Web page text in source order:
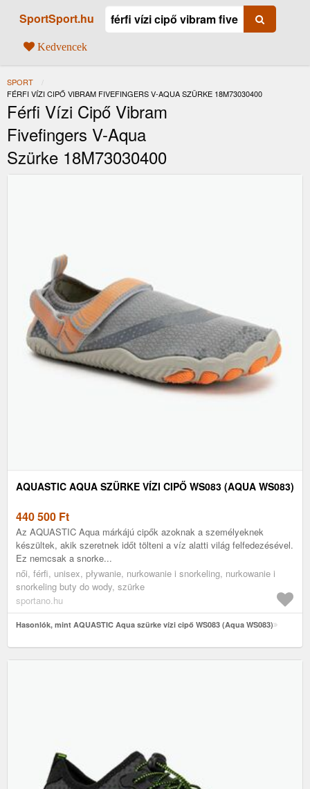
SportSport.hu
Kedvencek
SPORT
JELENLEGI:
FÉRFI VÍZI CIPŐ VIBRAM FIVEFINGERS V-AQUA SZÜRKE 18M73030400
Férfi Vízi Cipő Vibram
Fivefingers V-Aqua
Szürke 18M73030400
AQUASTIC AQUA SZÜRKE VÍZI CIPŐ WS083 (AQUA WS083)
440 500 Ft
Az AQUASTIC Aqua márkájú cipők azoknak a személyeknek
készültek, akik szeretnek időt tölteni a víz alatti világ felfedezésével.
Ez nemcsak a snorke...
női, férfi, unisex, pływanie, nurkowanie i snorkeling, nurkowanie i
snorkeling buty do wody, szürke
sportano.hu
Hasonlók, mint AQUASTIC Aqua szürke vízi cipő WS083 (Aqua WS083)